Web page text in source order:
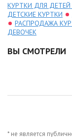
КУРТКИ ДЛЯ ДЕТЕЙ
ДЕТСКИЕ КУРТКИ
РАСПРОДАЖА
ДЕВОЧЕК
ВЫ СМОТРЕЛИ
* не является